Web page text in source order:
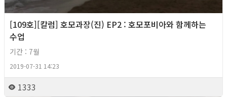
[109호][칼럼] 호모과장(진) EP2 : 호모포비아와 함께하는
수업
기간 : 7월
2019-07-31 14:23
1333